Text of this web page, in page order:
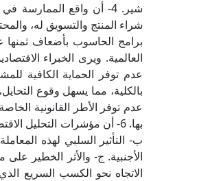
شير. 4- أن واقع
شراء المنتج والتسويق له،
برامج الحاسوب بأضعاف ثمنها
العالمية. ويرى الخبراء
عدم توفر الحماية الكافية
عدم توفر الأطر القانونية
بها. 6- أن مؤشرات التحليل
ب- التأثير السلبي لهذه
الأجنبية. ج- والأثر الخطير